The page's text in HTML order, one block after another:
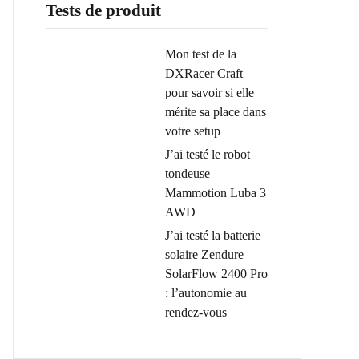
Tests de produit
Mon test de la
DXRacer Craft
pour savoir si elle
mérite sa place dans
votre setup
J’ai testé le robot
tondeuse
Mammotion Luba 3
AWD
J’ai testé la batterie
solaire Zendure
SolarFlow 2400 Pro
: l’autonomie au
rendez-vous